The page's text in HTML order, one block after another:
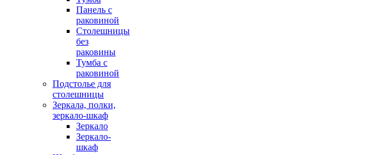
Панель с
раковиной
Столешницы
без
раковины
Тумба с
раковиной
Подстолье для
столешницы
Зеркала, полки,
зеркало-шкаф
Зеркало
Зеркало-
шкаф